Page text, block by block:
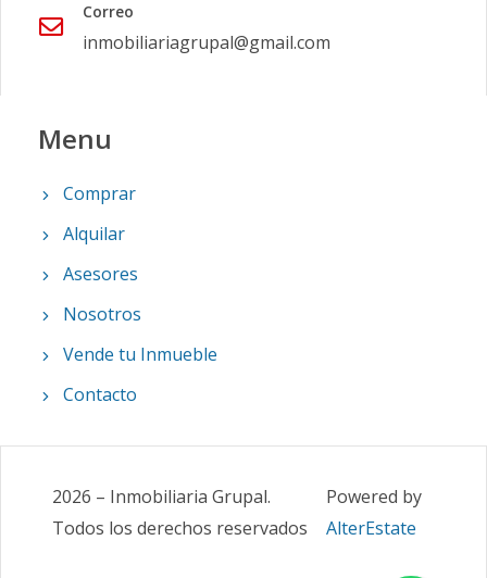
Correo
inmobiliariagrupal@gmail.com
Menu
Comprar
Alquilar
Asesores
Nosotros
Vende tu Inmueble
Contacto
2026 – Inmobiliaria Grupal.
Todos los derechos reservados
Powered by
AlterEstate